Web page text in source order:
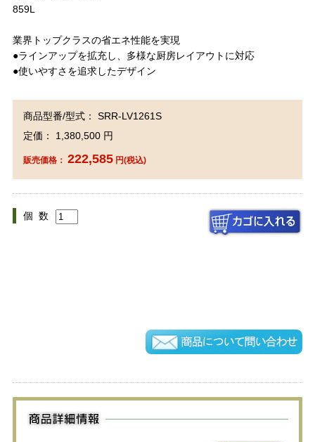
859L
業界トップクラスの省エネ性能を実現
●ラインアップを拡充し、多様な厨房レイアウトに対応
●使いやすさを追求したデザイン
商品型番/型式： SRR-LV1261S
定価： 1,380,500 円
販売価格： 222,585円(税込)
個 数